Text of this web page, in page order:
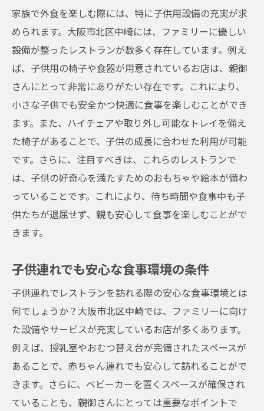
地域のおすすめスポットを紹介
大阪市北区中崎での快適なファミリー外食体験
を提供するレストラン
快適なファミリー外食の条件とは
親子で安心して過ごせる場作り
ファミリーに人気の秘密を探る
子供用食器完備で安心の理由
家族の絆を深めるための食事
地域のファミリーに愛される店
子供用食器完備で安心！大阪市北区中崎の家族
向けレストランガイド
親子で訪れる価値のあるレストラン
安全性を考慮したレストラン選び
地域に根差したファミリーサービス
家族での外食をより楽しくする秘訣
大阪市北区中崎で発見するファミリーに優しい
食の楽しみ方
親子で楽しむための食事プラン
家族で外食を楽しむ際には、特に子供用設備の充実が求
められます。大阪市北区中崎には、ファミリーに優しい
設備が整ったレストランが数多く存在しています。例え
ば、子供用の椅子や食器が用意されているお店は、親御
さんにとって非常にありがたい存在です。これにより、
小さな子供でも安全かつ快適に食事を楽しむことができ
ます。また、ハイチェアや取り外し可能なトレイを備え
た椅子があることで、子供の成長に合わせた利用が可能
です。さらに、注目すべきは、これらのレストランで
は、子供の好奇心を満たすためのおもちゃや絵本が備わ
っていることです。これにより、待ち時間や食事中も子
供たちが退屈せず、親も安心して食事を楽しむことがで
きます。
子供連れでも安心な食事環境の条件
子供連れでレストランを訪れる際の安心な食事環境とは
何でしょうか？大阪市北区中崎では、ファミリーに向け
た設備やサービスが充実しているお店が多くあります。
例えば、授乳室やおむつ替え台が完備されたスペースが
あることで、赤ちゃん連れでも安心して訪れることがで
きます。さらに、ベビーカーを置くスペースが確保され
ていることも、親御さんにとっては重要なポイントで